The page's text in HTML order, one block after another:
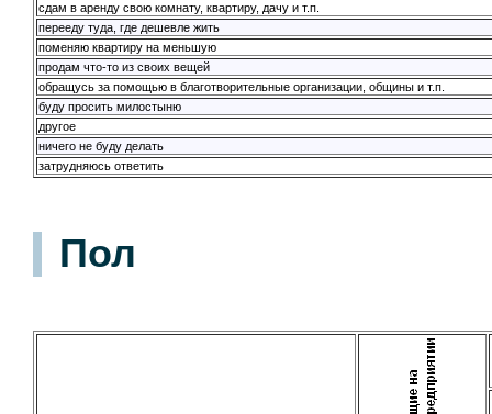
сдам в аренду свою комнату, квартиру, дачу и т.п.
перееду туда, где дешевле жить
поменяю квартиру на меньшую
продам что-то из своих вещей
обращусь за помощью в благотворительные организации, общины и т.п.
буду просить милостыню
другое
ничего не буду делать
затрудняюсь ответить
Пол